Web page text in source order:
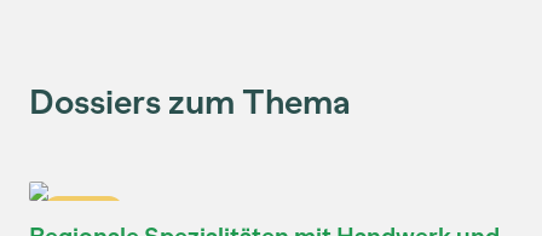
Dossiers zum Thema